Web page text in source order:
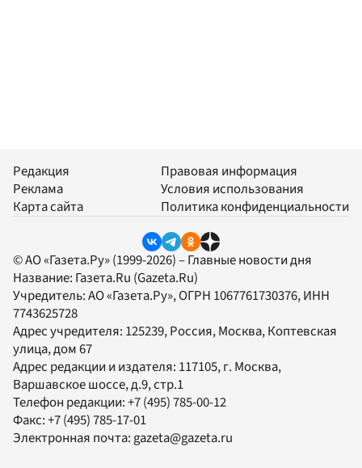
Редакция
Реклама
Карта сайта
Правовая информация
Условия использования
Политика конфиденциальности
© АО «Газета.Ру» (1999-2026) – Главные новости дня
Название: Газета.Ru (Gazeta.Ru)
Учредитель:АО «Газета.Ру», ОГРН 1067761730376, ИНН
7743625728
Адрес учредителя: 125239, Россия, Москва, Коптевская
улица, дом 67
Адрес редакции и издателя: 117105, г. Москва,
Варшавское шоссе, д.9, стр.1
Телефон редакции:+7 (495) 785-00-12
Факс:+7 (495) 785-17-01
Электронная почта: gazeta@gazeta.ru